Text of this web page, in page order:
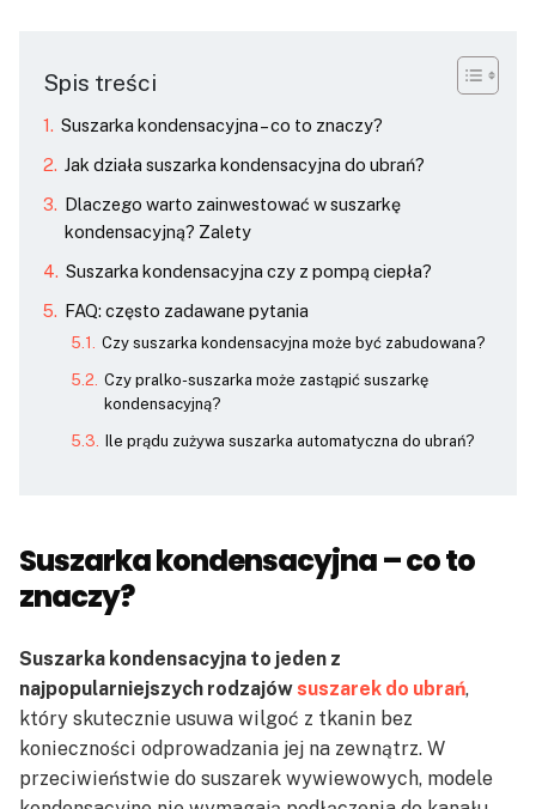
Spis treści
Suszarka kondensacyjna – co to znaczy?
Jak działa suszarka kondensacyjna do ubrań?
Dlaczego warto zainwestować w suszarkę
kondensacyjną? Zalety
Suszarka kondensacyjna czy z pompą ciepła?
FAQ: często zadawane pytania
Czy suszarka kondensacyjna może być zabudowana?
Czy pralko-suszarka może zastąpić suszarkę
kondensacyjną?
Ile prądu zużywa suszarka automatyczna do ubrań?
Suszarka kondensacyjna – co to
znaczy?
Suszarka kondensacyjna to jeden z
najpopularniejszych rodzajówsuszarek do ubrań,
który skutecznie usuwa wilgoć z tkanin bez
konieczności odprowadzania jej na zewnątrz. W
przeciwieństwie do suszarek wywiewowych, modele